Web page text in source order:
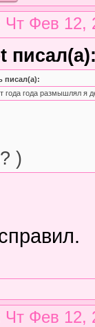
Чт Фев 12,
писал(а):
года года размышлял я
)
Чт Фев 12,